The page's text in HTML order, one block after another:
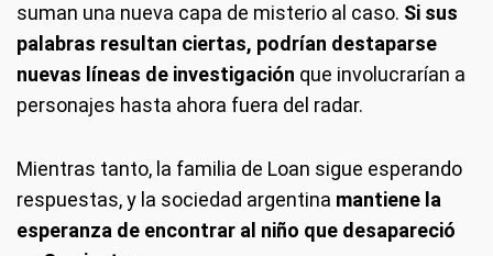
suman una nueva capa de misterio al caso. Si sus
palabras resultan ciertas, podrían destaparse
nuevas líneas de investigación que involucrarían a
personajes hasta ahora fuera del radar.
Mientras tanto, la familia de Loan sigue esperando
respuestas, y la sociedad argentina mantiene la
esperanza de encontrar al niño que desapareció